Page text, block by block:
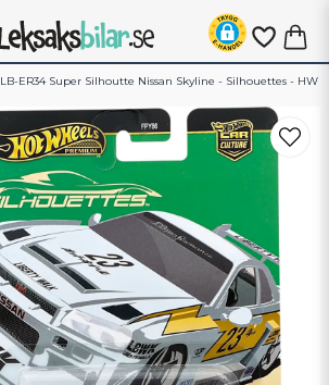
LB-ER34 Super Silhoutte Nissan Skyline - Silhouettes - HW